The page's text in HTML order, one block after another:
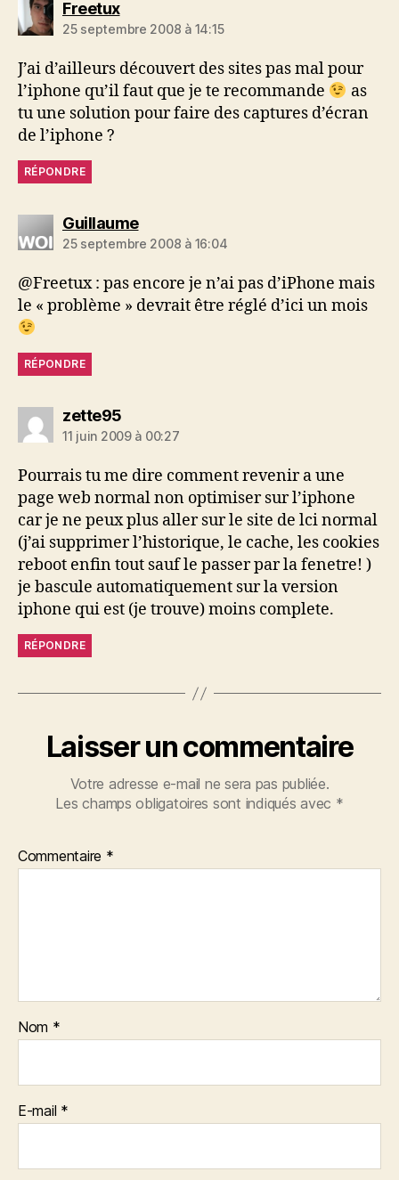
Freetuxdit :
25 septembre 2008 à 14:15
J’ai d’ailleurs découvert des sites pas mal pour
l’iphone qu’il faut que je te recommande
as
tu une solution pour faire des captures d’écran
de l’iphone ?
RÉPONDRE
Guillaumedit :
25 septembre 2008 à 16:04
@Freetux : pas encore je n’ai pas d’iPhone mais
le « problème » devrait être réglé d’ici un mois
RÉPONDRE
zette95dit :
11 juin 2009 à 00:27
Pourrais tu me dire comment revenir a une
page web normal non optimiser sur l’iphone
car je ne peux plus aller sur le site de lci normal
(j’ai supprimer l’historique, le cache, les cookies
reboot enfin tout sauf le passer par la fenetre! )
je bascule automatiquement sur la version
iphone qui est (je trouve) moins complete.
RÉPONDRE
Laisser un commentaire
Votre adresse e-mail ne sera pas publiée.
Les champs obligatoires sont indiqués avec *
Commentaire *
Nom *
E-mail *